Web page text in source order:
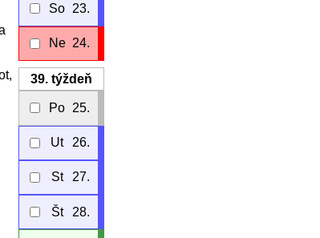
So 23.
Ne 24.
39.týždeň
Po 25.
Ut 26.
St 27.
Št 28.